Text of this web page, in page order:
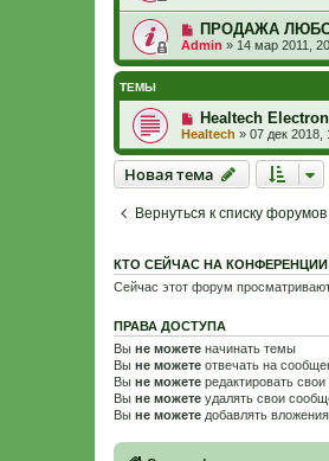
ПРОДАЖА
Admin » 14 мар 2011,
ТЕМЫ
Healtech
Healtech » 07 дек 2018,
Новая тема
Новаятема
Вернуться к списку форумов
КТО СЕЙЧАС НА КОНФЕРЕНЦИИ
Сейчас этот форум
ПРАВА ДОСТУПА
Вы не можете начинать темы
Вы не можете отвечать на
Вы не можете редактировать
Вы не можете удалять свои
Вы не можете добавлять вложения